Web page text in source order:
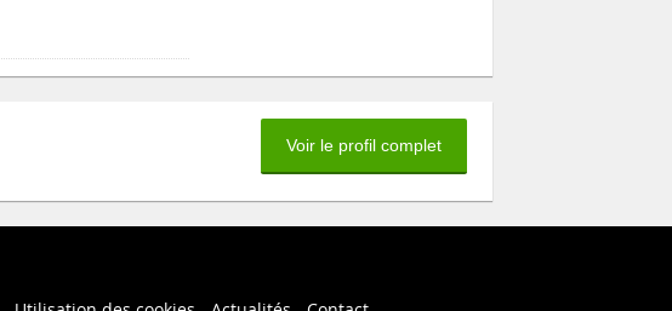
Voir le profil complet